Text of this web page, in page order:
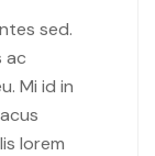
sed.
ac
Mi id in
lorem